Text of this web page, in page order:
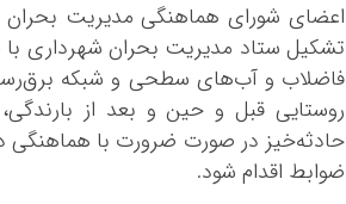
اعضای شورای هماهنگی مدیریت بحران
تشکیل ستاد مدیریت بحران شهرداری با
فاضلاب و آب‌های سطحی و شبکه
روستایی قبل و حین و بعد از
حادثه‌خیز در صورت ضرورت با هماهنگی
ضوابط اقدام شود.